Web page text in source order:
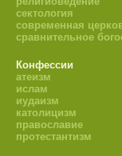
сектология
современная
сравнительное
Конфессии
атеизм
ислам
иудаизм
католицизм
православие
протестантизм